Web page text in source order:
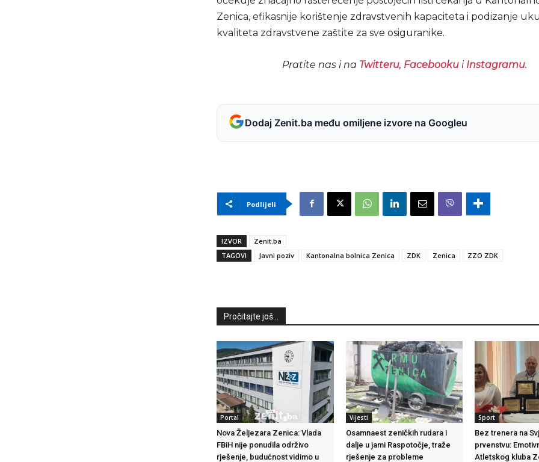
Zenica, efikasnije korištenje zdravstvenih kapaciteta i podizanje
kvaliteta zdravstvene zaštite za sve osiguranike.
Pratite nas i na Twitteru, Facebookui Instagramu.
Dodaj Zenit.ba među omiljene izvore na Googleu
Podlijeli
IZVOR
Zenit.ba
TAGOVI
Javni poziv Kantonalna bolnica Zenica ZDK Zenica ZZO ZDK
Pročitajte još...
Portal
Nova Željezara Zenica: Vlada
FBiH nije ponudila održivo
rješenje, budućnost vidimo u
Vijesti
Osamnaest zeničkih rudara i
dalje u jami Raspotočje, traže
rješenje za probleme
Sport
Bez trenera na
prvenstvu:
Atletskog kluba